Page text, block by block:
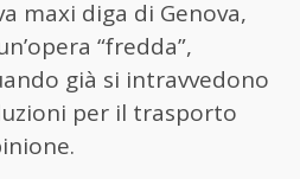
maxi diga di Genova,
“fredda”,
già si intravvedono
per il trasporto